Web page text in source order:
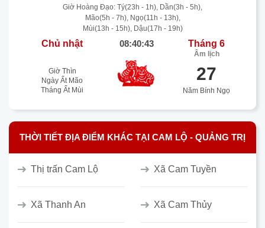
Giờ Hoàng Đạo: Tý(23h - 1h), Dần(3h - 5h),
Mão(5h - 7h), Ngọ(11h - 13h),
Mùi(13h - 15h), Dậu(17h - 19h)
Chủ nhật 08:40:43 Tháng 6
Âm lịch
Giờ Thìn
Ngày Ất Mão
Tháng Ất Mùi
27
Năm Bính Ngọ
THỜI TIẾT ĐỊA ĐIỂM KHÁC TẠI CAM LỘ - QUẢNG TRỊ
Thị trấn Cam Lộ Xã Cam Tuyền
Xã Thanh An Xã Cam Thủy